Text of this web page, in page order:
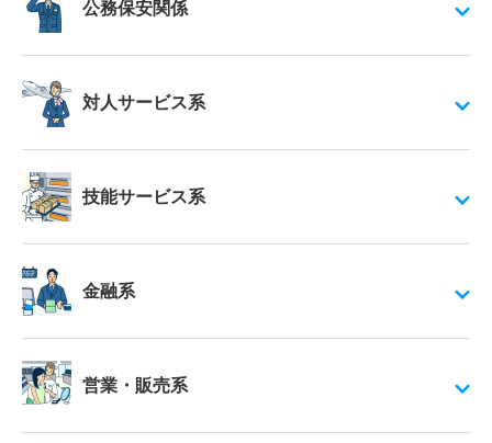
公務保安関係
対人サービス系
技能サービス系
金融系
営業・販売系